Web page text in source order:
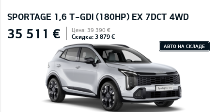
SPORTAGE 1,6 T-GDI (180HP) EX 7DCT 4WD
35 511 € Цена: 39 390 €
Скидка: 3 879 €
АВТО НА СКЛАДЕ